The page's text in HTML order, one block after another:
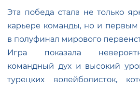
Эта победа стала не только
карьере команды, но и
в полуфинал мирового
Игра показала
командный дух и высокий
турецких волейболисток,